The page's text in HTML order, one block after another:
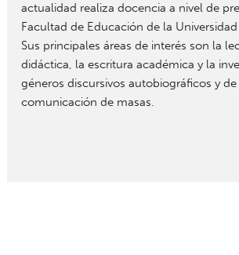
actualidad realiza docencia a nivel de
Facultad de Educación de la
Sus principales áreas de interés son la
didáctica, la escritura académica y la
géneros discursivos autobiográficos y
comunicación de masas.